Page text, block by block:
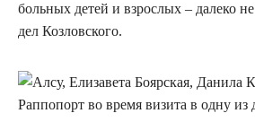
больных детей и взрослых – далеко
дел Козловского.